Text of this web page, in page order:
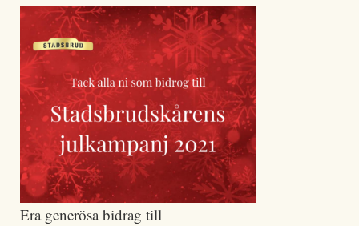
Era generösa bidrag till